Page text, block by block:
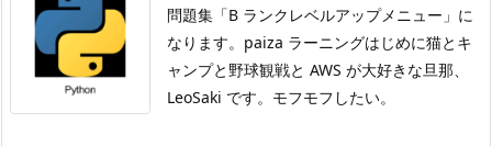
問題集「B ランクレベルアップメニュー」に
なります。 paiza ラーニングはじめに猫とキ
ャンプと野球観戦と AWS が大好きな旦那、
LeoSaki です。モフモフしたい。